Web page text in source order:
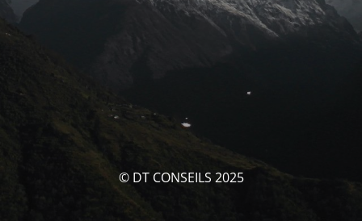
© DT CONSEILS 2025